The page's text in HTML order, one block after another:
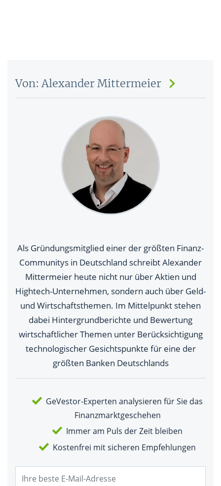
Von: Alexander Mittermeier
Als Gründungsmitglied einer der größten Finanz-
Communitys in Deutschland schreibt Alexander
Mittermeier heute nicht nur über Aktien und
Hightech-Unternehmen, sondern auch über Geld-
und Wirtschaftsthemen. Im Mittelpunkt stehen
dabei Hintergrundberichte und Bewertung
wirtschaftlicher Themen unter Berücksichtigung
technologischer Gesichtspunkte für eine der
größten Banken Deutschlands
GeVestor-Experten analysieren für Sie das
Finanzmarktgeschehen
Immer am Puls der Zeit bleiben
Kostenfrei mit sicheren Empfehlungen